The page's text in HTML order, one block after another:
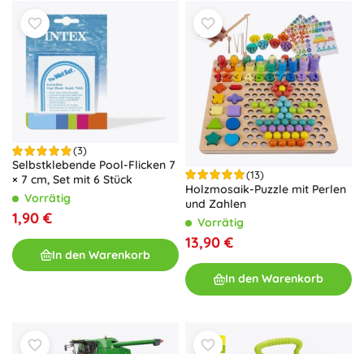
(3)
Selbstklebende Pool-Flicken 7
× 7 cm, Set mit 6 Stück
Vorrätig
1,90 €
In den Warenkorb
(13)
Holzmosaik-Puzzle mit Perlen
und Zahlen
Vorrätig
13,90 €
In den Warenkorb